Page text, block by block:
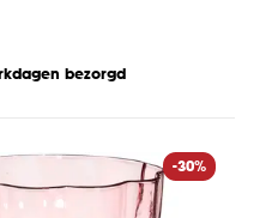
bezorgd
-30%